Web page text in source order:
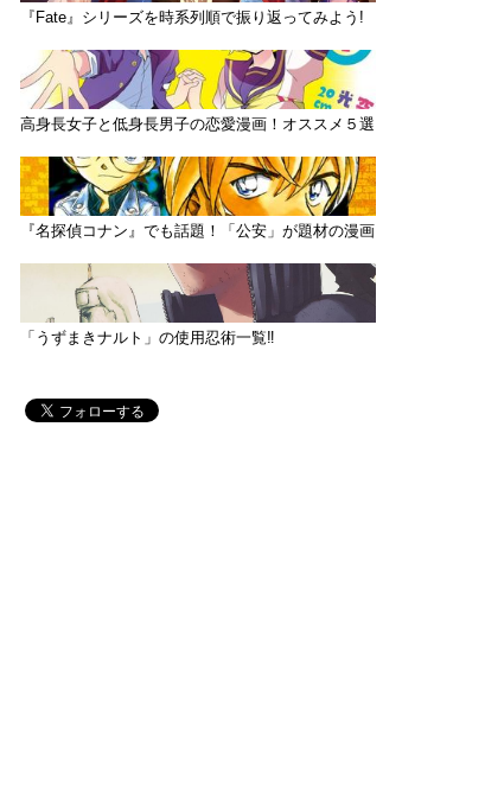
『Fate』シリーズを時系列順で振り返ってみよう!
高身長女子と低身長男子の恋愛漫画！オススメ５選
『名探偵コナン』でも話題！「公安」が題材の漫画
「うずまきナルト」の使用忍術一覧‼